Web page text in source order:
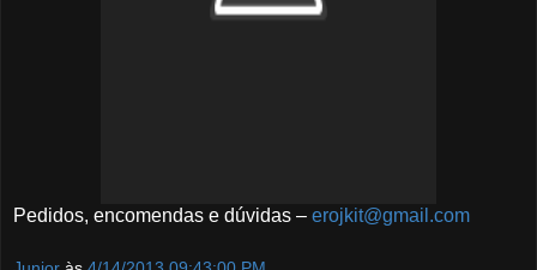
Pedidos, encomendas e dúvidas – erojkit@gmail.com